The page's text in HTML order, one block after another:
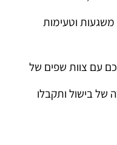
וטעימות
עם צוות שפים של
של בישול ותקבלו